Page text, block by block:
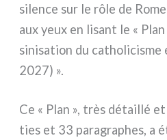
silen­ce sur le rôle de
aux yeux en lisant le «
sini­sa­tion du catho­li­ci­sme
2027) ».
Ce « Plan », très détail­lé
ties et 33 para­gra­phes, a